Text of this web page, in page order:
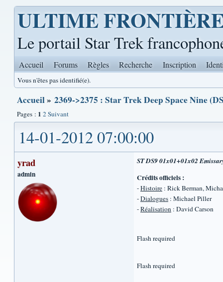
ULTIME
Le portail Star Trek
Accueil Forums Règles Recherche Inscription
Vous n'êtes pas identifié(e).
Accueil» 2369->2375 : Star Trek Deep Space Nine
Pages : 1 2Suivant
14-01-2012 07:00:00
yrad
admin
ST DS9 01x01+01x02
Crédits officiels :
-Histoire : Rick Berman,
-Dialogues : Michael Piller
-Réalisation : David Carson
Flash required
Flash required